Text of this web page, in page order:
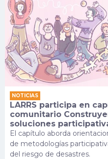
NOTICIAS
LARRS participa en
comunitario
soluciones
El capítulo aborda
de metodologías
del riesgo de desastres.